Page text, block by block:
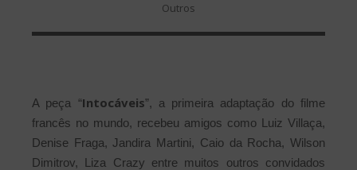
Outros
A peça “Intocáveis”, a primeira adaptação do filme
francês no mundo, recebeu amigos como Luiz Villaça,
Denise Fraga, Jandira Martini, Caio da Rocha, Wilson
Dimitrov, Liza Crazy entre muitos outros convidados